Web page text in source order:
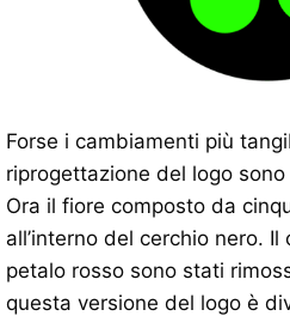
Forse i cambiamenti più
riprogettazione del logo
Ora il fiore composto da
all’interno del cerchio nero.
petalo rosso sono stati
questa versione del logo è